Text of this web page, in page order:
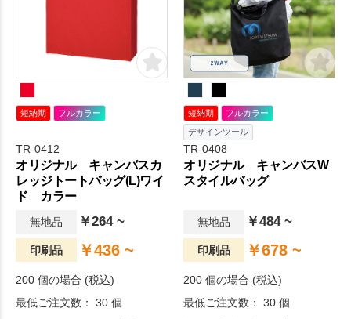
やサブバッグにもちょうど良
いサイズです。印刷面が広
く、単色もフルカラー印刷に
も対応しておりますので、
様々なデザインでオリジナル
す。硬すぎずしなやかな10オ
ンスのコットン生地です。丈
夫さとリーズナブルさを両立
した、ノベルティにぴったり
のトートバッグです。名入れ
をし。一度使えば手放せなく
なること間違いなし。
短納期 フルカラー
TR-0412
オリジナル キャンバスカ
レッジトートバッグ(L)ワイ
ド カラー
無地品 ￥264 ~
印刷品 ￥436 ~
200 個の場合 (税込)
最低ご注文数： 30 個
短納期
フルカラー
デザインツール
TR-0408
オリジナル キャンバスW
スタイルバッグ
無地品 ￥484 ~
印刷品 ￥678 ~
200 個の場合 (税込)
最低ご注文数： 30 個